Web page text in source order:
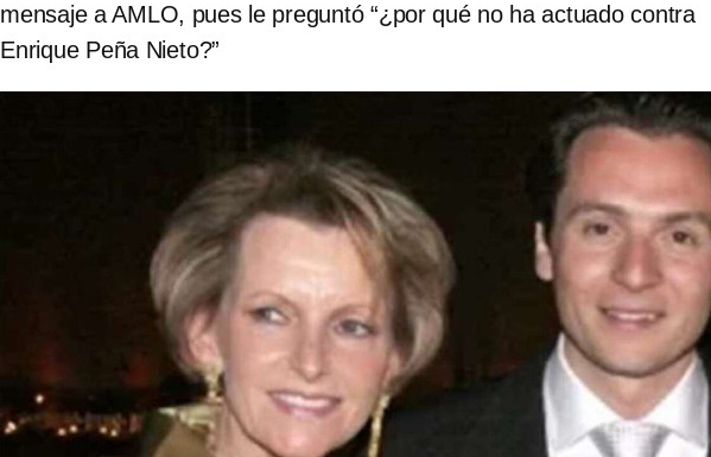
mensaje a AMLO, pues le preguntó “¿por qué no ha actuado contra
Enrique Peña Nieto?”